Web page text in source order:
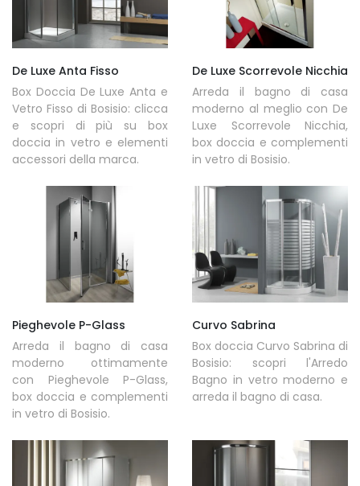
De Luxe Anta Fisso
Box Doccia De Luxe Anta e
Vetro Fisso di Bosisio: clicca
e scopri di più su box
doccia in vetro e elementi
accessori della marca.
De Luxe Scorrevole Nicchia
Arreda il bagno di casa
moderno al meglio con De
Luxe Scorrevole Nicchia,
box doccia e complementi
in vetro di Bosisio.
Pieghevole P-Glass
Arreda il bagno di casa
moderno ottimamente
con Pieghevole P-Glass,
box doccia e complementi
in vetro di Bosisio.
Curvo Sabrina
Box doccia Curvo Sabrina di
Bosisio: scopri l'Arredo
Bagno in vetro moderno e
arreda il bagno di casa.